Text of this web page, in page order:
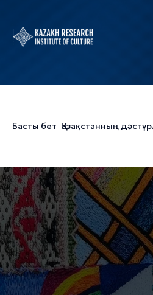
Басты бет Қазақстанның